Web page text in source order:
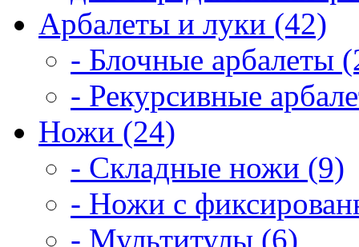
Арбалеты и луки (42)
- Блочные арбалеты
- Рекурсивные
Ножи (24)
- Складные ножи (9)
- Ножи с
- Мультитулы (6)